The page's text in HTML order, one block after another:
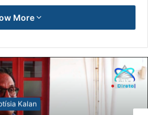
More
Notísia Kalan